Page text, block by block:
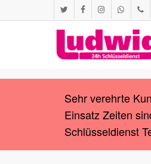
to
twitter facebookinstagramwhatsapp
Sehr verehrte
Einsatz Zeiten
Schlüsseldienst